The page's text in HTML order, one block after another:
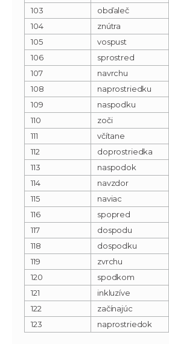
103
obďaleč
104
znútra
105
vospust
106
sprostred
107
navrchu
108
naprostriedku
109
naspodku
110
zoči
111
včítane
112
doprostriedka
113
naspodok
114
navzdor
115
naviac
116
spopred
117
dospodu
118
dospodku
119
zvrchu
120
spodkom
121
inkluzíve
122
začínajúc
123
naprostriedok